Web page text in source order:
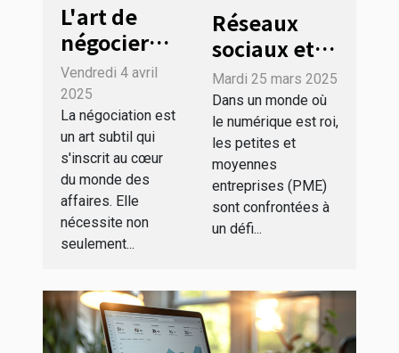
L'art de
négocier
dans le
business
techniques
avancées
pour des
accords
gagnant-
gagnant
Vendredi 4 avril
2025
La négociation est
un art subtil qui
s'inscrit au cœur
du monde des
affaires. Elle
nécessite non
seulement...
Réseaux
sociaux et
PME utiliser
les analyses
de données
pour
concevoir
des
campagnes
Mardi 25 mars 2025
Dans un monde où
le numérique est roi,
les petites et
moyennes
entreprises (PME)
sont confrontées à
un défi...